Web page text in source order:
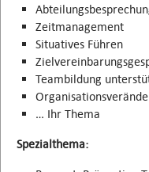
Zeitmanagement
Situatives Führen
Teambildung
… Ihr Thema
Spezialthema: